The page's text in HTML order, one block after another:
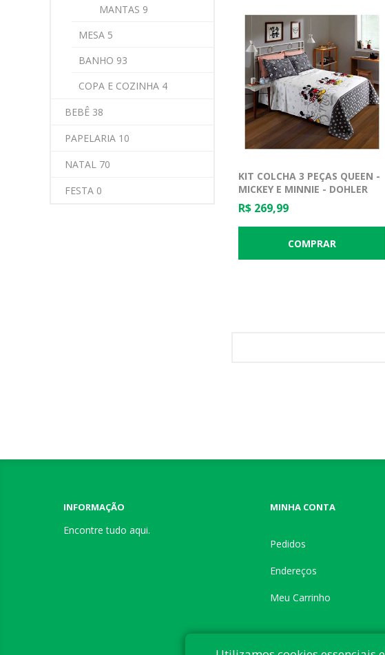
KIT COLCHA 3 PEÇAS QUEEN -
MICKEY E MINNIE - DOHLER
R$ 269,99
MANTAS 9
MESA 5
BANHO 93
COPA E COZINHA 4
BEBÊ 38
PAPELARIA 10
NATAL 70
FESTA 0
INFORMAÇÃO
Encontre tudo aqui.
MINHA CONTA
Pedidos
Endereços
Meu Carrinho